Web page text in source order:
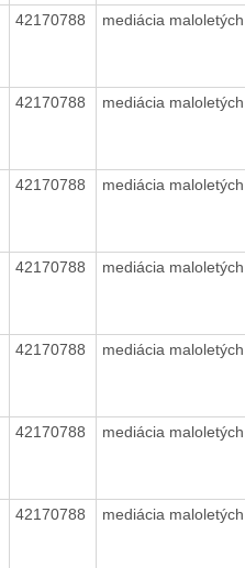
42170788 mediácia
42170788 mediácia
42170788 mediácia
42170788 mediácia
42170788 mediácia
42170788 mediácia
42170788 mediácia